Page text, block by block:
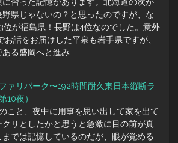
県じゃないの？と思ったのですが、な
位が福島県！長野は4位なのでした。意外
お話をお届けした平泉も岩手県ですが、
る盛岡へと進み…
ァリパーク〜192時間耐久東日本縦断ラ
10夜）
こと、夜中に用事を思い出して家を出て
リとしたかと思うと急激に目の前が真
では記憶しているのだが、眼が覚める